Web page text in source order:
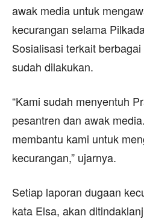
awak media untuk
kecurangan selama
Sosialisasi terkait
sudah dilakukan.
“Kami sudah menyentuh
pesantren dan awak
membantu kami untuk
kecurangan,” ujarnya.
Setiap laporan dugaan
kata Elsa, akan